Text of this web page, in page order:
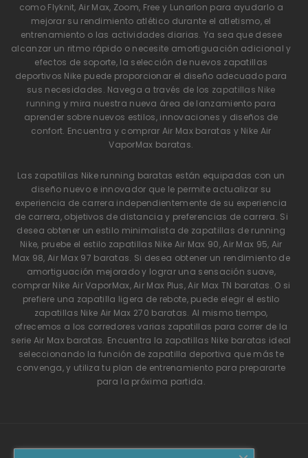
como Flyknit, Air Max, Zoom, Free y Lunarlon para ayudarlo a
mejorar su rendimiento atlético durante el atletismo, el
entrenamiento o las actividades diarias. Ya sea que desee
alcanzar un ritmo rápido o necesite amortiguación adicional y
efectos de soporte, la selección de nuevos zapatillas
deportivos Nike puede proporcionar el diseño adecuado para
sus necesidades. Navega a través de los zapatillas Nike
running y mira nuestra nueva área de lanzamiento para
aprender sobre nuevos estilos, innovaciones y diseños de
confort. Encuentra y comprar Air Max baratas y Nike Air
VaporMax baratas.
Las zapatillas Nike running baratas están equipadas con un
diseño nuevo e innovador que le permite actualizar su
experiencia de carrera independientemente de su experiencia
de carrera, objetivos de distancia y preferencias de carrera. Si
desea obtener un estilo minimalista de zapatillas de running
Nike, pruebe el estilo zapatillas Nike Air Max 90, Air Max 95, Air
Max 98, Air Max 97 baratas. Si desea obtener un rendimiento de
amortiguación mejorado y lograr una sensación suave,
comprar Nike Air VaporMax, Air Max Plus, Air Max TN baratas. O si
prefiere una zapatilla ligera de rebote, puede elegir el estilo
zapatillas Nike Air Max 270 baratas. Al mismo tiempo,
ofrecemos a los corredores varias zapatillas para correr de la
serie Air Max baratas. Encuentra la zapatillas Nike baratas ideal
seleccionando la función de zapatilla deportiva que más te
convenga, y utiliza tu plan de entrenamiento para prepararte
para la próxima partida.